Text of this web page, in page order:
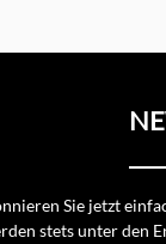
Sie jetzt
stets unter den